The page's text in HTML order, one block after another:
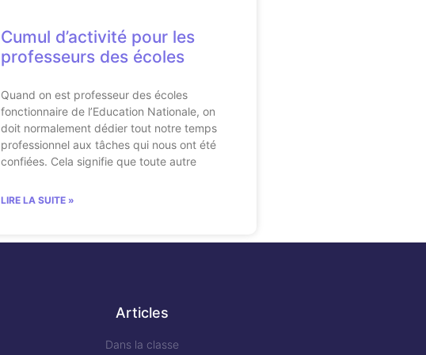
Cumul d’activité pour les
professeurs des écoles
Quand on est professeur des écoles
fonctionnaire de l’Education Nationale, on
doit normalement dédier tout notre temps
professionnel aux tâches qui nous ont été
confiées. Cela signifie que toute autre
LIRE LA SUITE »
Articles
Dans la classe